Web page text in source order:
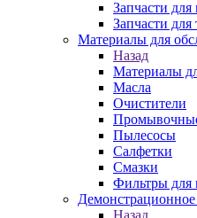
Запчасти для
Запчасти для
Материалы для
Назад
Материалы
Масла
Очистители
Пылесосы
Салфетки
Смазки
Фильтры для
Назад